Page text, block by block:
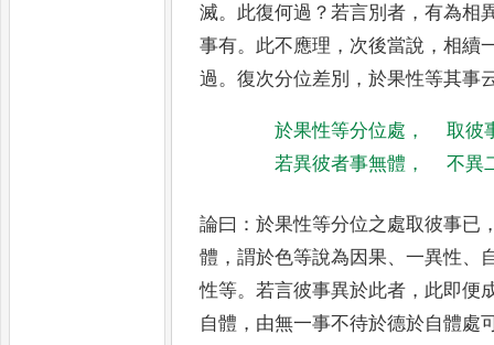
滅。 此復何過 ？若言別者 ，有為相
事有。 此不應理 ， 次後當說 ，相續
過。復次分位差別 ，於果性等其事
於果性等分位處 ，
取彼
若異彼者事無體 ， 不異
論曰 ：於果性等分位之處取彼事已
體 ，謂於色等說為因果、一異性、
性等。若言彼事異於此者 ， 此即便
自體 ， 由無一事不待於德於自體處